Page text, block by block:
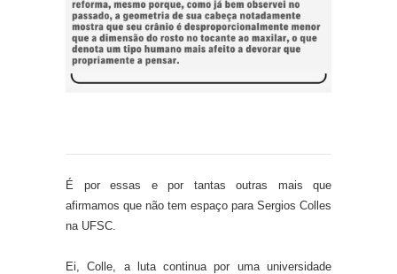
É por essas e por tantas outras mais que
afirmamos que não tem espaço para Sergios Colles
na UFSC.
Ei, Colle, a luta continua por uma universidade